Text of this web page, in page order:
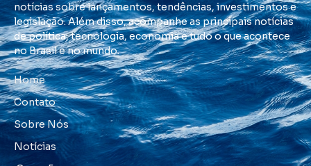
notícias sobre lançamentos, tendências, investimentos e
legislação. Além disso, acompanhe as principais notícias
de política, tecnologia, economia e tudo o que acontece
no Brasil e no mundo.
Home
Contato
Sobre Nós
Notícias